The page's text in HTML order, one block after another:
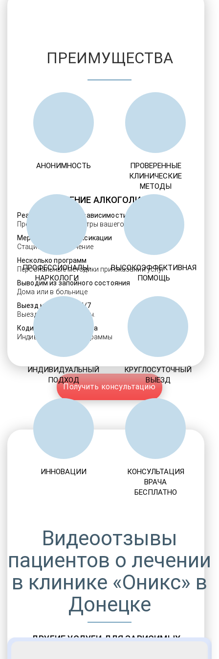
ЛЕЧЕНИЕ АЛКОГОЛИЗМА
Реабилитация алкозависимости
Проверенные ребцентры вашего региона
Мероприятия детоксикации
Стационарное лечение
Несколько программ
Персональные методики при оказании услуг
Выводим из запойного состояния
Дома или в больнице
Выезд нарколога 24/7
Выезд в течение 30 мин.
Кодировка алкоголизма
Индивидуальные программы
Получить консультацию
ДРУГИЕ УСЛУГИ ДЛЯ ЗАВИСИМЫХ
ПРЕИМУЩЕСТВА
АНОНИМНОСТЬ
ПРОВЕРЕННЫЕ
КЛИНИЧЕСКИЕ
МЕТОДЫ
ПРОФЕССИОНАЛЫ-
НАРКОЛОГИ
ВЫСОКОЭФФЕКТИВНАЯ
ПОМОЩЬ
ИНДИВИДУАЛЬНЫЙ
ПОДХОД
КРУГЛОСУТОЧНЫЙ
ВЫЕЗД
ИННОВАЦИИ
КОНСУЛЬТАЦИЯ
ВРАЧА
БЕСПЛАТНО
Видеоотзывы
пациентов о лечении
в клинике «Оникс» в
Донецке